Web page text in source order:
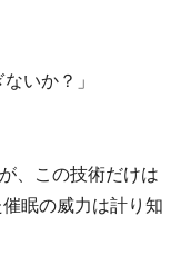
いか？」
、この技術だけは
眠の威力は計り知